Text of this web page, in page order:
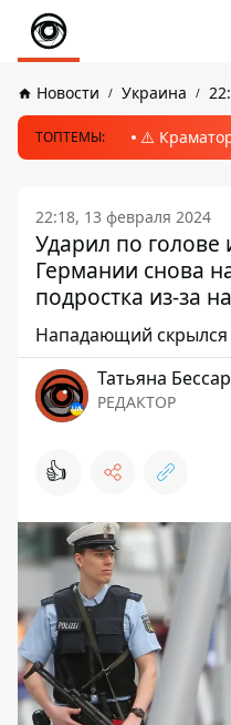
Новости Украина
ТОПТЕМЫ: ⚠️
22:18, 13 февраля 2024
Ударил по голове
Германии снова
подростка из-за
Нападающий скрылся
Татьяна
РЕДАКТОР
👍